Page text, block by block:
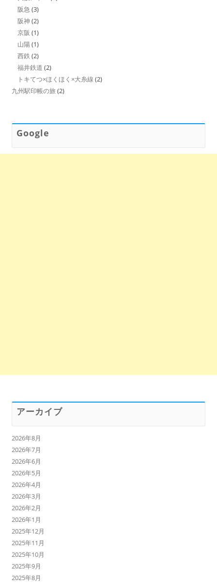
阪急 (3)
阪神 (2)
京阪 (1)
山陽 (1)
西鉄 (2)
福井鉄道 (2)
トキてつ×ほくほく×大糸線 (2)
九州駅印帳の旅 (2)
Google
アーカイブ
2026年8月
2026年7月
2026年6月
2026年5月
2026年4月
2026年3月
2026年2月
2026年1月
2025年12月
2025年11月
2025年10月
2025年9月
2025年8月